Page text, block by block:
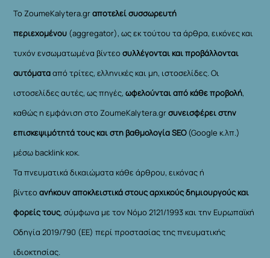
Το ZoumeKalytera.grαποτελεί συσσωρευτή
περιεχομένου (aggregator), ως εκ τούτου τα άρθρα, εικόνες και
τυχόν ενσωματωμένα βίντεοσυλλέγονται και προβάλλονται
αυτόματααπό τρίτες, ελληνικές και μη, ιστοσελίδες. Οι
ιστοσελίδες αυτές, ως πηγές,ωφελούνται από κάθε προβολή,
καθώς η εμφάνιση στο ZoumeKalytera.grσυνεισφέρει στην
επισκεψιμότητά τους και στη βαθμολογία SEO(Google κ.λπ.)
μέσω backlink κοκ.
Τα πνευματικά δικαιώματα κάθε άρθρου, εικόνας ή
βίντεοανήκουν αποκλειστικά στους αρχικούς δημιουργούς και
φορείς τους, σύμφωνα με τον Νόμο 2121/1993 και την Ευρωπαϊκή
Οδηγία 2019/790 (ΕΕ) περί προστασίας της πνευματικής
ιδιοκτησίας.